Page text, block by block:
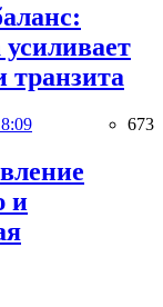
транзита
673
и